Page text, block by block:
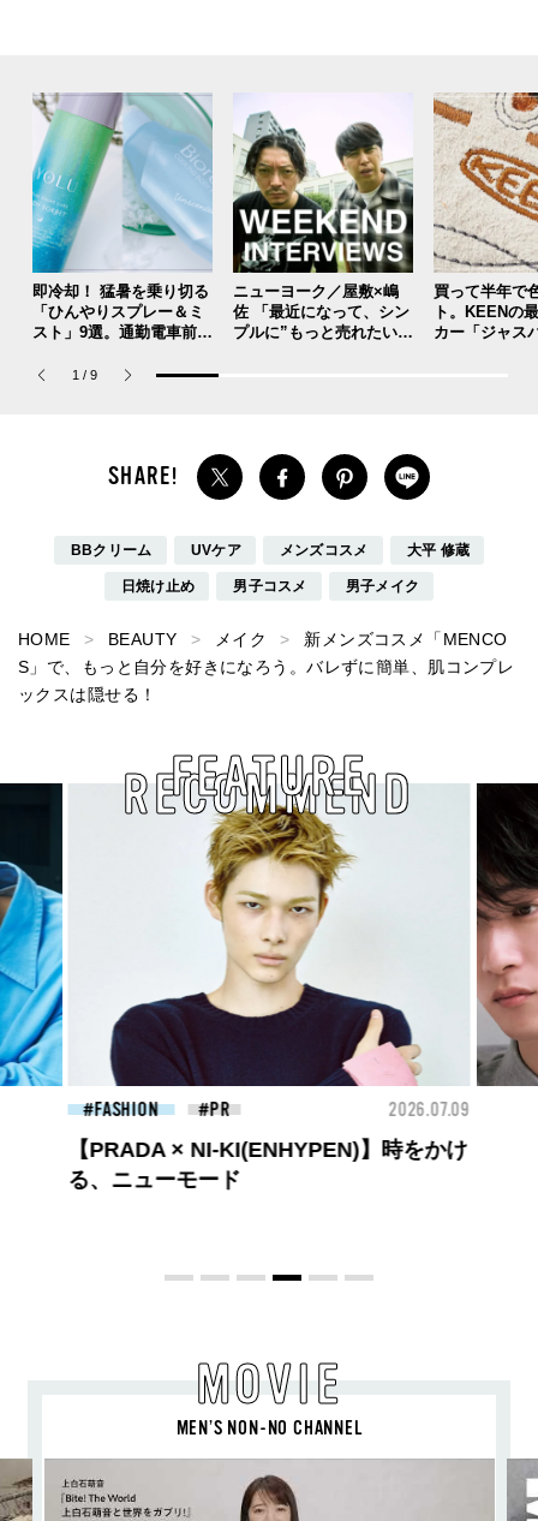
即冷却！ 猛暑を乗り切る
「ひんやりスプレー＆ミ
スト」9選。通勤電車前、
で頼れる夏のメンズのマ
ニューヨーク／屋敷×嶋
佐 「最近になって、シン
プルに”もっと売れたい”
買って半年で
ト。KEENの
カー「ジャス
1 / 9
BBクリーム UVケア メンズコスメ 大平 修蔵
日焼け止め 男子コスメ 男子メイク
HOME BEAUTY メイク
新メンズコスメ「MENCO
S」で、もっと自分を好きになろう。バレずに簡単、肌コンプレ
ックスは隠せる！
RECOMMEND
FEATURE
FASHION 2026.07.09
高橋璃央と、ジュエッテの出会い。夏の
定番、ピンクゴールドが印象的
MOVIE
MEN’S NON-NO CHANNEL